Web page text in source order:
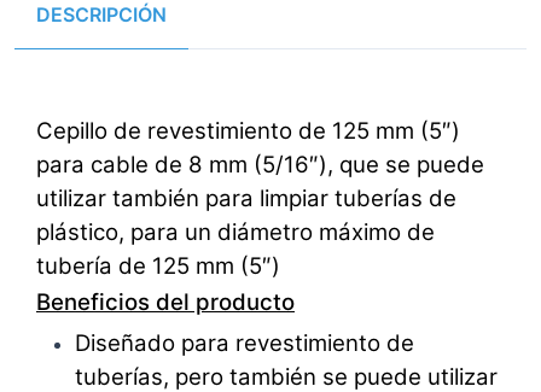
DESCRIPCIÓN
Cepillo de revestimiento de 125 mm (5″)
para cable de 8 mm (5/16″), que se puede
utilizar también para limpiar tuberías de
plástico, para un diámetro máximo de
tubería de 125 mm (5″)
Beneficios del producto
Diseñado para revestimiento de
tuberías, pero también se puede utilizar